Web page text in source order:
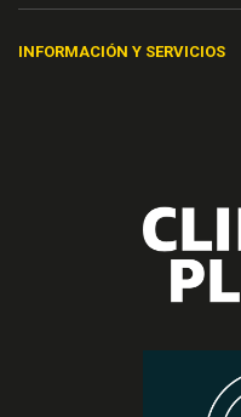
INFORMACIÓN Y SERVICIOS